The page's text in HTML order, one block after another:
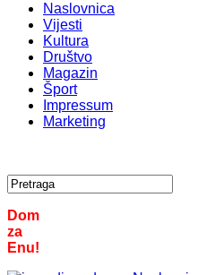
Naslovnica
Vijesti
Kultura
Društvo
Magazin
Šport
Impressum
Marketing
Dom
za
Enu!